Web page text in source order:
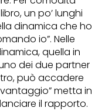
un po’ lunghi
dinamica che ho
io”. Nelle
quella in
dei due partner
può accadere
metta in
il rapporto.